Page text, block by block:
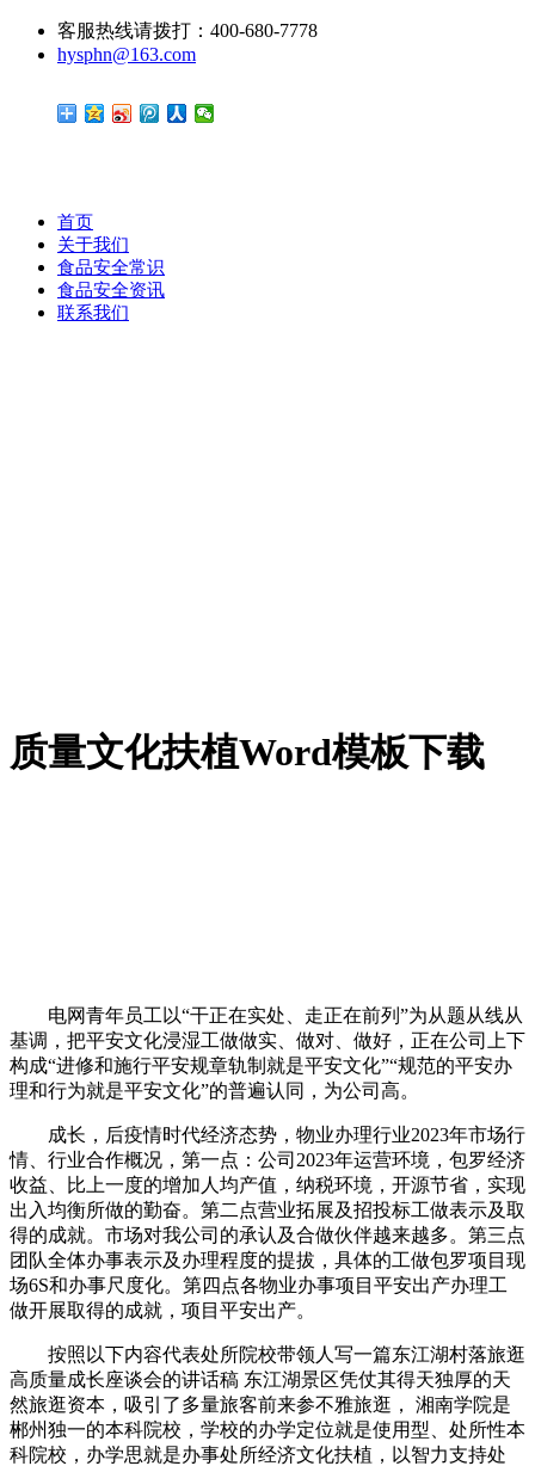
客服热线请拨打：400-680-7778
hysphn@163.com
首页
关于我们
食品安全常识
食品安全资讯
联系我们
质量文化扶植Word模板下载
电网青年员工以“干正在实处、走正在前列”为从题从线从
基调，把平安文化浸湿工做做实、做对、做好，正在公司上下
构成“进修和施行平安规章轨制就是平安文化”“规范的平安办
理和行为就是平安文化”的普遍认同，为公司高。
成长，后疫情时代经济态势，物业办理行业2023年市场行
情、行业合作概况，第一点：公司2023年运营环境，包罗经济
收益、比上一度的增加人均产值，纳税环境，开源节省，实现
出入均衡所做的勤奋。第二点营业拓展及招投标工做表示及取
得的成就。市场对我公司的承认及合做伙伴越来越多。第三点
团队全体办事表示及办理程度的提拔，具体的工做包罗项目现
场6S和办事尺度化。第四点各物业办事项目平安出产办理工
做开展取得的成就，项目平安出产。
按照以下内容代表处所院校带领人写一篇东江湖村落旅逛
高质量成长座谈会的讲话稿 东江湖景区凭仗其得天独厚的天
然旅逛资本，吸引了多量旅客前来参不雅旅逛， 湘南学院是
郴州独一的本科院校，学校的办学定位就是使用型、处所性本
科院校，办学思就是办事处所经济文化扶植，以智力支持处